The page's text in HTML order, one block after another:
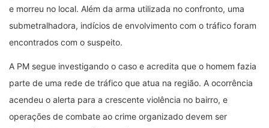
e morreu no local. Além da arma utilizada no confronto, uma
submetralhadora, indícios de envolvimento com o tráfico foram
encontrados com o suspeito.
A PM segue investigando o caso e acredita que o homem fazia
parte de uma rede de tráfico que atua na região. A ocorrência
acendeu o alerta para a crescente violência no bairro, e
operações de combate ao crime organizado devem ser